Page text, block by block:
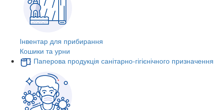
Інвентар для прибирання
Кошики та урни
Паперова продукція санітарно-гігієнічного призначення